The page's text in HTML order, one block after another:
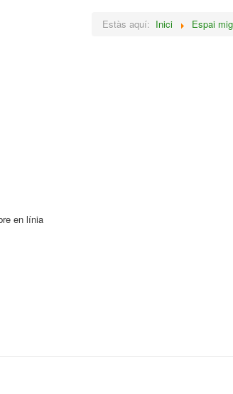
en línia
Estàs aquí: Inici Espai